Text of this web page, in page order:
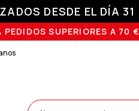
DESDE EL DÍA
PEDIDOS SUPERIORES A 70 €